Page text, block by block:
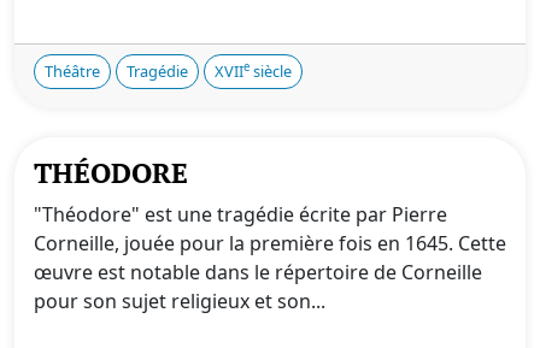
Théâtre Tragédie XVIIe siècle
THÉODORE
"Théodore" est une tragédie écrite par Pierre
Corneille, jouée pour la première fois en 1645. Cette
œuvre est notable dans le répertoire de Corneille
pour son sujet religieux et son...